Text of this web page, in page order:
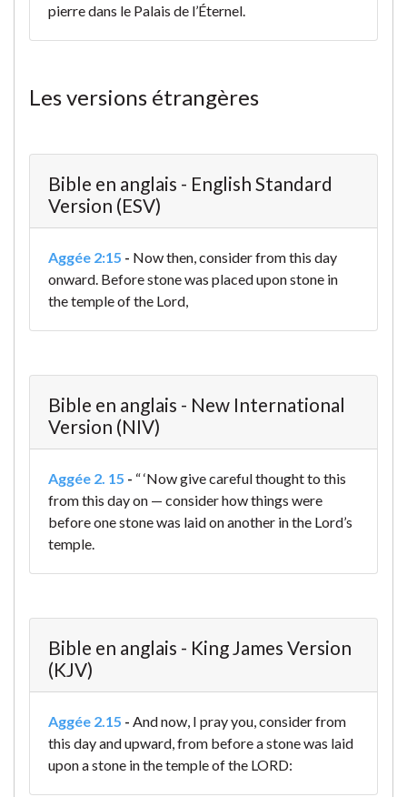
pierre dans le Palais de l’Éternel.
Les versions étrangères
Bible en anglais - English Standard
Version (ESV)
Aggée 2:15 - Now then, consider from this day
onward. Before stone was placed upon stone in
the temple of the Lord,
Bible en anglais - New International
Version (NIV)
Aggée 2. 15 - “ ‘Now give careful thought to this
from this day on — consider how things were
before one stone was laid on another in the Lord’s
temple.
Bible en anglais - King James Version
(KJV)
Aggée 2.15 - And now, I pray you, consider from
this day and upward, from before a stone was laid
upon a stone in the temple of the LORD: